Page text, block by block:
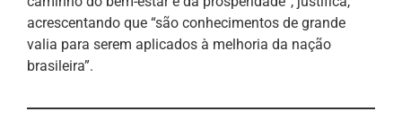
acrescentando que “são conhecimentos de grande
valia para serem aplicados à melhoria da nação
brasileira”.